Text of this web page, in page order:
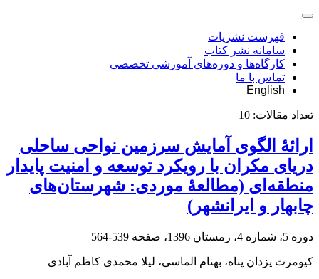
فهرست نشریات
سامانه نشر کتاب
کارگاه‌ها و دوره‌های آموزشی تخصصی
تماس با ما
English
تعداد مقالات: 10
ارائۀ الگوی آمایش سرزمین نواحی ساحلی
دریای مکران با رویکرد توسعه و امنیت پایدار
منطقه‌ای (مطالعۀ موردی: شهرستان‌های
چابهار و ایرانشهر)
دوره 5، شماره 4، زمستان 1396، صفحه 539-564
کیومرث یزدان پناه، بهنام الماسی، لیلا محمدی کاظم آبادی